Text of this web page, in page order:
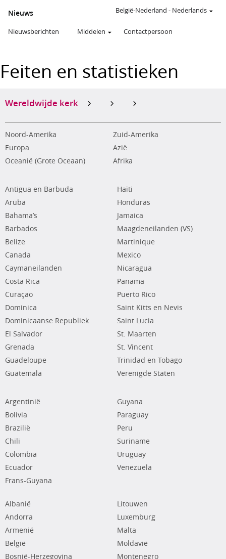
Nieuws
Nieuwsberichten Middelen Contactpersoon
België-Nederland - Nederlands
Feiten en statistieken
Wereldwijde kerk
Noord-Amerika
Zuid-Amerika
Europa
Azië
Oceanië (Grote Oceaan)
Afrika
Antigua en Barbuda
Aruba
Bahama’s
Barbados
Belize
Canada
Caymaneilanden
Costa Rica
Curaçao
Dominica
Dominicaanse Republiek
El Salvador
Grenada
Guadeloupe
Guatemala
Haïti
Honduras
Jamaica
Maagdeneilanden (VS)
Martinique
Mexico
Nicaragua
Panama
Puerto Rico
Saint Kitts en Nevis
Saint Lucia
St. Maarten
St. Vincent
Trinidad en Tobago
Verenigde Staten
Argentinië
Bolivia
Brazilië
Chili
Colombia
Ecuador
Frans-Guyana
Guyana
Paraguay
Peru
Suriname
Uruguay
Venezuela
Albanië
Andorra
Armenië
België
Bosnië-Herzegovina
Litouwen
Luxemburg
Malta
Moldavië
Montenegro